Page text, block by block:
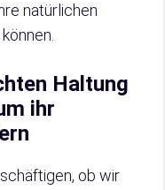
natürlichen
Haltung
ihr
ob wir